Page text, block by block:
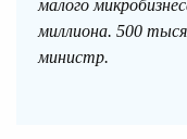
малого
миллиона. 500
министр.